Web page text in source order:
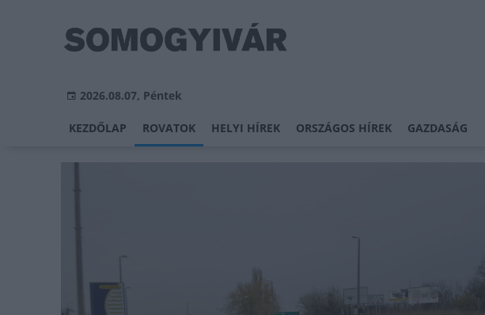
2026.08.07, Péntek
KEZDŐLAP ROVATOK HELYI HÍREK ORSZÁGOS HÍREK GAZDASÁG